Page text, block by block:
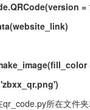
=
所在文件